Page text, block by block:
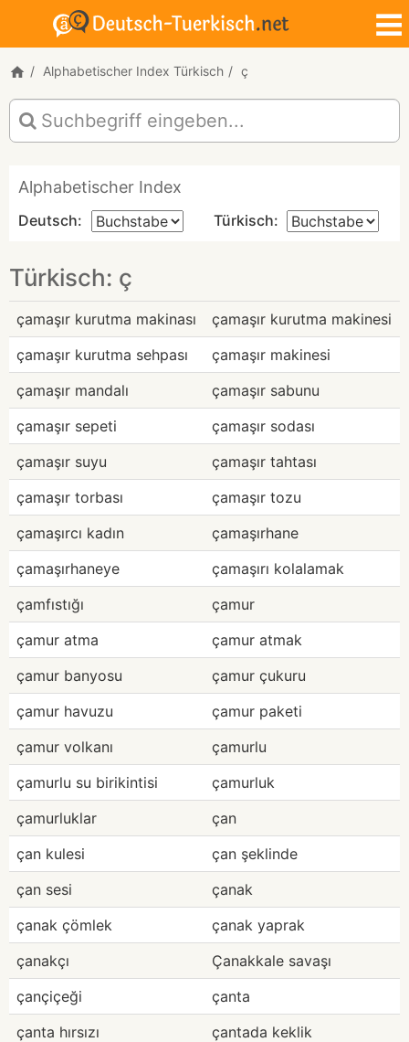
Alphabetischer Index Türkisch ç
Alphabetischer Index
Deutsch: Türkisch:
Türkisch: ç
çamaşır kurutma makinası
çamaşır kurutma makinesi
çamaşır kurutma sehpası
çamaşır makinesi
çamaşır mandalı
çamaşır sabunu
çamaşır sepeti
çamaşır sodası
çamaşır suyu
çamaşır tahtası
çamaşır torbası
çamaşır tozu
çamaşırcı kadın
çamaşırhane
çamaşırhaneye
çamaşırı kolalamak
çamfıstığı
çamur
çamur atma
çamur atmak
çamur banyosu
çamur çukuru
çamur havuzu
çamur paketi
çamur volkanı
çamurlu
çamurlu su birikintisi
çamurluk
çamurluklar
çan
çan kulesi
çan şeklinde
çan sesi
çanak
çanak çömlek
çanak yaprak
çanakçı
Çanakkale savaşı
çançiçeği
çanta
çanta hırsızı
çantada keklik